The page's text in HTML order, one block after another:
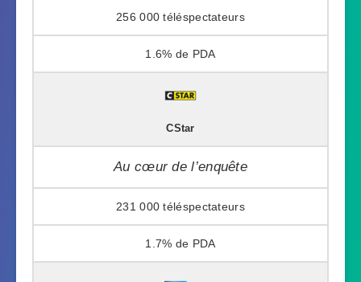
256 000
1.6%
CStar
Au cœur de l’enquête
231 000
1.7%